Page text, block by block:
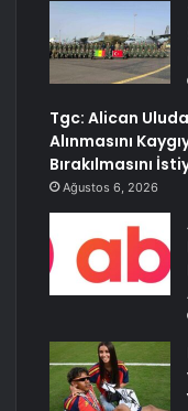
Tgc: Alican
Alınmasını
Bırakılmasını
Ağustos 6, 2026